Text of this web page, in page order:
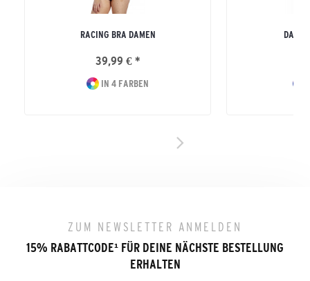
RACING BRA DAMEN
39,99 € *
IN 4 FARBEN
ZUM NEWSLETTER ANMELDEN
15% RABATTCODE¹ FÜR DEINE NÄCHSTE BESTELLUNG
ERHALTEN